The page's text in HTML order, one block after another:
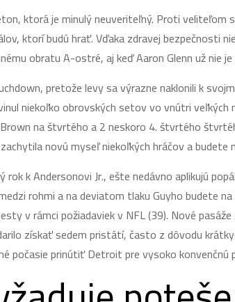
ktorá je minulý neuveriteľný. Proti veliteľom
ktorí budú hrať. Vďaka zdravej bezpečnosti
obratu A-ostré, aj keď Aaron Glenn už nie
pretože levy sa výrazne naklonili k
niekoľko obrovských setov vo vnútri veľkých
na štvrtého a 2 neskoro 4. štvrtého
​​novú myseľ niekoľkých hráčov a budete
k Andersonovi Jr., ešte nedávno aplikujú
rohmi a na deviatom tlaku Guyho budete
v rámci požiadaviek v NFL (39). Nové
získať sedem pristátí, často z dôvodu
počasie prinútiť Detroit pre vysoko konvenčnú